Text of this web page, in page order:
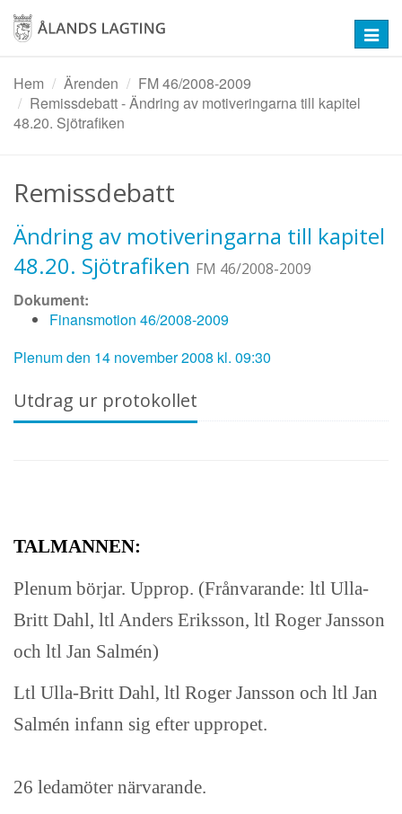
Hoppa
huvudinnehåll
Hem
Ärenden
FM 46/2008-2009
Remissdebatt - Ändring av motiveringarna till kapitel
48.20. Sjötrafiken
Remissdebatt
Ändring av motiveringarna till kapitel
48.20. Sjötrafiken FM 46/2008-2009
Dokument:
Finansmotion 46/2008-2009
Plenum den 14 november 2008 kl. 09:30
Utdrag ur protokollet
TALMANNEN:
Plenum börjar. Upprop. (Frånvarande: ltl Ulla-
Britt Dahl, ltl Anders Eriksson, ltl Roger Jansson
och ltl Jan Salmén)
Ltl Ulla-Britt Dahl, ltl Roger Jansson och ltl Jan
Salmén infann sig efter uppropet.
26 ledamöter närvarande.